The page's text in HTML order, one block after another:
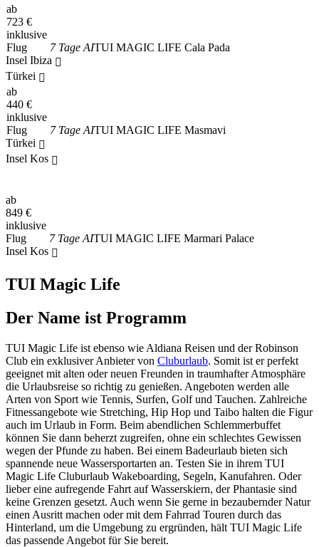
ab
723 €
inklusive
Flug
7 Tage AITUI MAGIC LIFE Cala Pada
Insel Ibiza
Türkei
ab
440 €
inklusive
Flug
7 Tage AITUI MAGIC LIFE Masmavi
Türkei
Insel Kos
ab
849 €
inklusive
Flug
7 Tage AITUI MAGIC LIFE Marmari Palace
Insel Kos
TUI Magic Life
Der Name ist Programm
TUI Magic Life ist ebenso wie Aldiana Reisen und der Robinson
Club ein exklusiver Anbieter von Cluburlaub. Somit ist er perfekt
geeignet mit alten oder neuen Freunden in traumhafter Atmosphäre
die Urlaubsreise so richtig zu genießen. Angeboten werden alle
Arten von Sport wie Tennis, Surfen, Golf und Tauchen. Zahlreiche
Fitnessangebote wie Stretching, Hip Hop und Taibo halten die Figur
auch im Urlaub in Form. Beim abendlichen Schlemmerbuffet
können Sie dann beherzt zugreifen, ohne ein schlechtes Gewissen
wegen der Pfunde zu haben. Bei einem Badeurlaub bieten sich
spannende neue Wassersportarten an. Testen Sie in ihrem TUI
Magic Life Cluburlaub Wakeboarding, Segeln, Kanufahren. Oder
lieber eine aufregende Fahrt auf Wasserskiern, der Phantasie sind
keine Grenzen gesetzt. Auch wenn Sie gerne in bezaubernder Natur
einen Ausritt machen oder mit dem Fahrrad Touren durch das
Hinterland, um die Umgebung zu ergründen, hält TUI Magic Life
das passende Angebot für Sie bereit.